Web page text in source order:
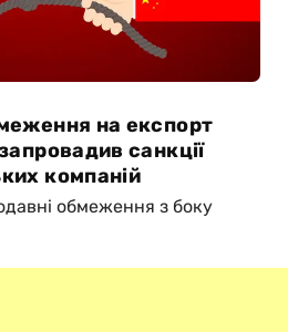
на експорт
санкції
компаній
обмеження з боку